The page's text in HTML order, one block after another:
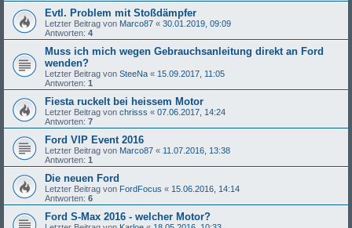
Evtl. Problem mit Stoßdämpfer
Letzter Beitrag von Marco87 « 30.01.2019, 09:09
Antworten: 4
Muss ich mich wegen Gebrauchsanleitung direkt an Ford
wenden?
Letzter Beitrag von SteeNa « 15.09.2017, 11:05
Antworten: 1
Fiesta ruckelt bei heissem Motor
Letzter Beitrag von chrisss « 07.06.2017, 14:24
Antworten: 7
Ford VIP Event 2016
Letzter Beitrag von Marco87 « 11.07.2016, 13:38
Antworten: 1
Die neuen Ford
Letzter Beitrag von FordFocus « 15.06.2016, 14:14
Antworten: 6
Ford S-Max 2016 - welcher Motor?